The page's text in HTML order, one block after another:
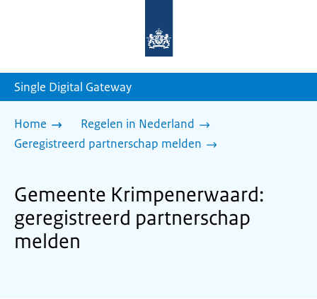
homepage
Single Digital Gateway
Home
Regelen in Nederland
Geregistreerd partnerschap melden
Gemeente Krimpenerwaard:
geregistreerd partnerschap
melden